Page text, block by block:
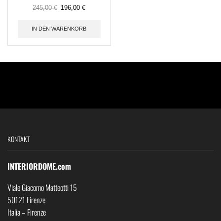
245,00€ 196,00€
IN DEN WARENKORB
KONTAKT
INTERIORDOME.com
Viale Giacomo Matteotti 15
50121 Firenze
Italia – Firenze